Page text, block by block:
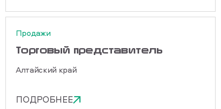
Продажи
Торговый представитель
Алтайский край
ПОДРОБНЕЕ